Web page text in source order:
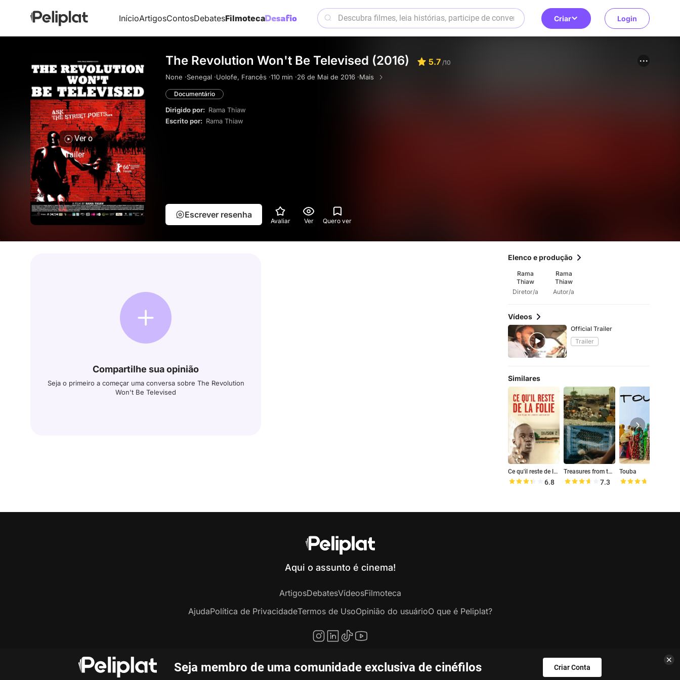
InícioArtigosContosDebatesFilmoteca Criar Login
Ver o
trailer
The Revolution Won't Be Televised (2016) 5.7 /10
None ·Senegal ·Uolofe, Francês ·110 min ·26 de Mai de 2016 ·Mais
Documentário
Dirigido por: Rama Thiaw
Escrito por: Rama Thiaw
Escrever resenha
Avaliar Ver Quero ver
Compartilhe sua opinião
Seja o primeiro a começar uma conversa sobre The Revolution
Won't Be Televised
Elenco e produção
Rama
Thiaw
Diretor/a
Rama
Thiaw
Autor/a
Vídeos
Official Trailer
Trailer
Similares
Ce qu'il reste de la folie
6.8
Treasures from the Trash
7.3
Touba
Seja membro de uma comunidade exclusiva de cinéfilos Criar Conta
Aqui o assunto é cinema!
ArtigosDebatesVídeosFilmoteca
AjudaPolítica de PrivacidadeTermos de UsoOpinião do usuárioO que é Peliplat?